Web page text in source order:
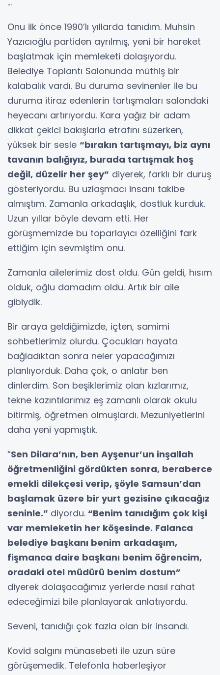
Onu ilk önce 1990’lı yıllarda tanıdım. Muhsin
Yazıcıoğlu partiden ayrılmış, yeni bir hareket
başlatmak için memleketi dolaşıyordu.
Belediye Toplantı Salonunda müthiş bir
kalabalık vardı. Bu duruma sevinenler ile bu
duruma itiraz edenlerin tartışmaları salondaki
heyecanı artırıyordu. Kara yağız bir adam
dikkat çekici bakışlarla etrafını süzerken,
yüksek bir sesle “bırakın tartışmayı, biz aynı
tavanın balığıyız, burada tartışmak hoş
değil, düzelir her şey” diyerek, farklı bir duruş
gösteriyordu. Bu uzlaşmacı insanı takibe
almıştım. Zamanla arkadaşlık, dostluk kurduk.
Uzun yıllar böyle devam etti. Her
görüşmemizde bu toparlayıcı özelliğini fark
ettiğim için sevmiştim onu.
Zamanla ailelerimiz dost oldu. Gün geldi, hısım
olduk, oğlu damadım oldu. Artık bir aile
gibiydik.
Bir araya geldiğimizde, içten, samimi
sohbetlerimiz olurdu. Çocukları hayata
bağladıktan sonra neler yapacağımızı
planlıyorduk. Daha çok, o anlatır ben
dinlerdim. Son beşiklerimiz olan kızlarımız,
tekne kazıntılarımız eş zamanlı olarak okulu
bitirmiş, öğretmen olmuşlardı. Mezuniyetlerini
daha yeni yapmıştık.
“Sen Dilara’nın, ben Ayşenur’un inşallah
öğretmenliğini gördükten sonra, beraberce
emekli dilekçesi verip, şöyle Samsun’dan
başlamak üzere bir yurt gezisine çıkacağız
seninle.” diyordu. “Benim tanıdığım çok kişi
var memleketin her köşesinde. Falanca
belediye başkanı benim arkadaşım,
fişmanca daire başkanı benim öğrencim,
oradaki otel müdürü benim dostum”
diyerek dolaşacağımız yerlerde nasıl rahat
edeceğimizi bile planlayarak anlatıyordu.
Seveni, tanıdığı çok fazla olan bir insandı.
Kovid salgını münasebeti ile uzun süre
görüşemedik. Telefonla haberleşiyor